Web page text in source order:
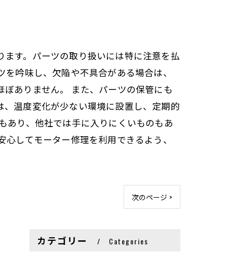
す。パーツの取り扱いには特に注意を払
吟味し、欠陥や不具合がある場合は、
ありません。 また、パーツの保管にも
温度変化が少ない環境に設置し、定期的
あり、他社では手に入りにくいものもあ
してモーター修理を利用できるよう、
次のページ >
カテゴリー Categories